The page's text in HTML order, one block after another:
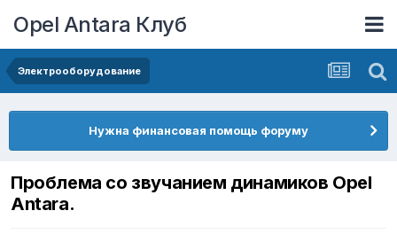
Opel Antara Клуб
Электрооборудование
Нужна финансовая помощь форуму
Проблема со звучанием динамиков Opel
Antara.